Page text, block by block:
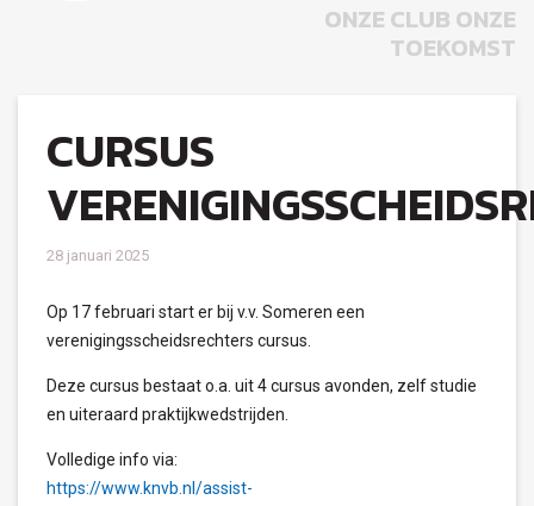
ONZE CLUB ONZE
TOEKOMST
CURSUS
28 januari 2025
Op 17 februari start er bij v.v. Someren een
verenigingsscheidsrechters cursus.
Deze cursus bestaat o.a. uit 4 cursus avonden, zelf studie
en uiteraard praktijkwedstrijden.
Volledige info via:
https://www.knvb.nl/assist-